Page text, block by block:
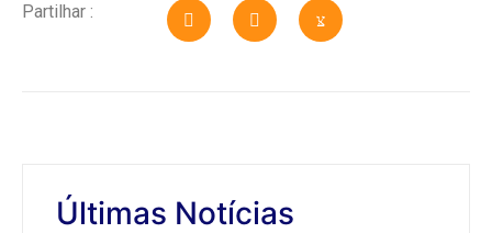
Partilhar :
Últimas Notícias